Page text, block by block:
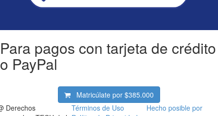
Para pagos con tarjeta de crédito
o PayPal
Matricúlate por $385.000
Derechos
Términos de Uso
Hecho posible por